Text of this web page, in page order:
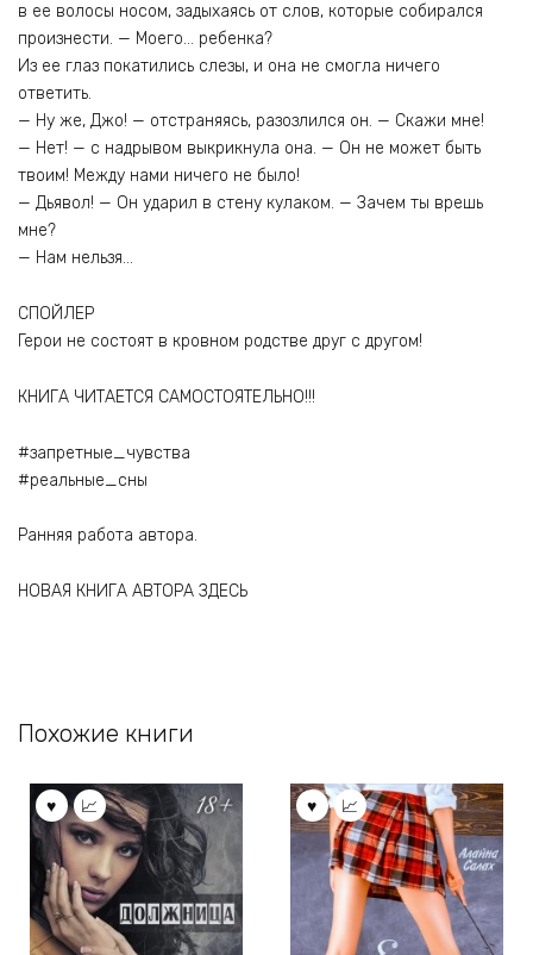
в ее волосы носом, задыхаясь от слов, которые собирался
произнести. — Моего… ребенка?
Из ее глаз покатились слезы, и она не смогла ничего
ответить.
— Ну же, Джо! — отстраняясь, разозлился он. — Скажи мне!
— Нет! — с надрывом выкрикнула она. — Он не может быть
твоим! Между нами ничего не было!
— Дьявол! — Он ударил в стену кулаком. — Зачем ты врешь
мне?
— Нам нельзя…
СПОЙЛЕР
Герои не состоят в кровном родстве друг с другом!
КНИГА ЧИТАЕТСЯ САМОСТОЯТЕЛЬНО!!!
#запретные_чувства
#реальные_сны
Ранняя работа автора.
НОВАЯ КНИГА АВТОРА ЗДЕСЬ
Похожие книги